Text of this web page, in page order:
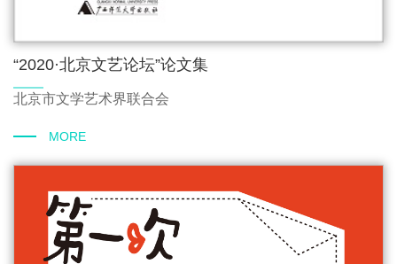
“2020·北京文艺论坛”论文集
北京市文学艺术界联合会
MORE